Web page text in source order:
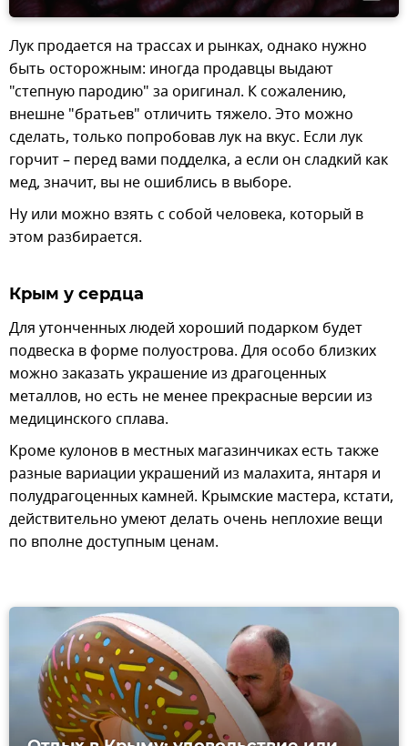
Лук продается на трассах и рынках, однако нужно
быть осторожным: иногда продавцы выдают
"степную пародию" за оригинал. К сожалению,
внешне "братьев" отличить тяжело. Это можно
сделать, только попробовав лук на вкус. Если лук
горчит – перед вами подделка, а если он сладкий как
мед, значит, вы не ошиблись в выборе.
Ну или можно взять с собой человека, который в
этом разбирается.
Крым у сердца
Для утонченных людей хороший подарком будет
подвеска в форме полуострова. Для особо близких
можно заказать украшение из драгоценных
металлов, но есть не менее прекрасные версии из
медицинского сплава.
Кроме кулонов в местных магазинчиках есть также
разные вариации украшений из малахита, янтаря и
полудрагоценных камней. Крымские мастера, кстати,
действительно умеют делать очень неплохие вещи
по вполне доступным ценам.